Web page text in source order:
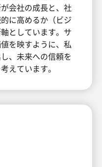
会社の成長と、社
に高めるか（ビジ
としています。サ
を映すように、私
、未来への信頼を
えています。